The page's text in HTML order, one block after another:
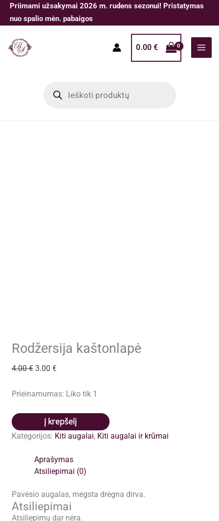
Pereiti
prie
Priimami užsakymai 2026 m. rudens sezonui! Pristatymas
nuo spalio mėn. pabaigos
0.00 €
search
Rodžersija kaštonlapė
4.00€ Original
was:
3.00 €Current
is:
Prieinamumas: Liko tik 1
produkto
kiekis:
Rodžersija
Į krepšelį
Kategorijos: Kiti augalai, Kiti augalai ir krūmai
Aprašymas
Atsiliepimai (0)
Pavėsio augalas, megsta drėgna dirva.
Atsiliepimai
Atsiliepimų dar nėra.